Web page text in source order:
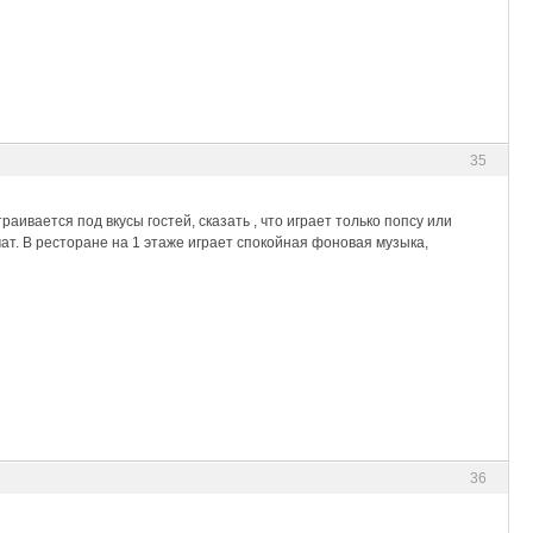
35
под вкусы гостей, сказать , что играет только попсу или
В ресторане на 1 этаже играет спокойная фоновая музыка,
36